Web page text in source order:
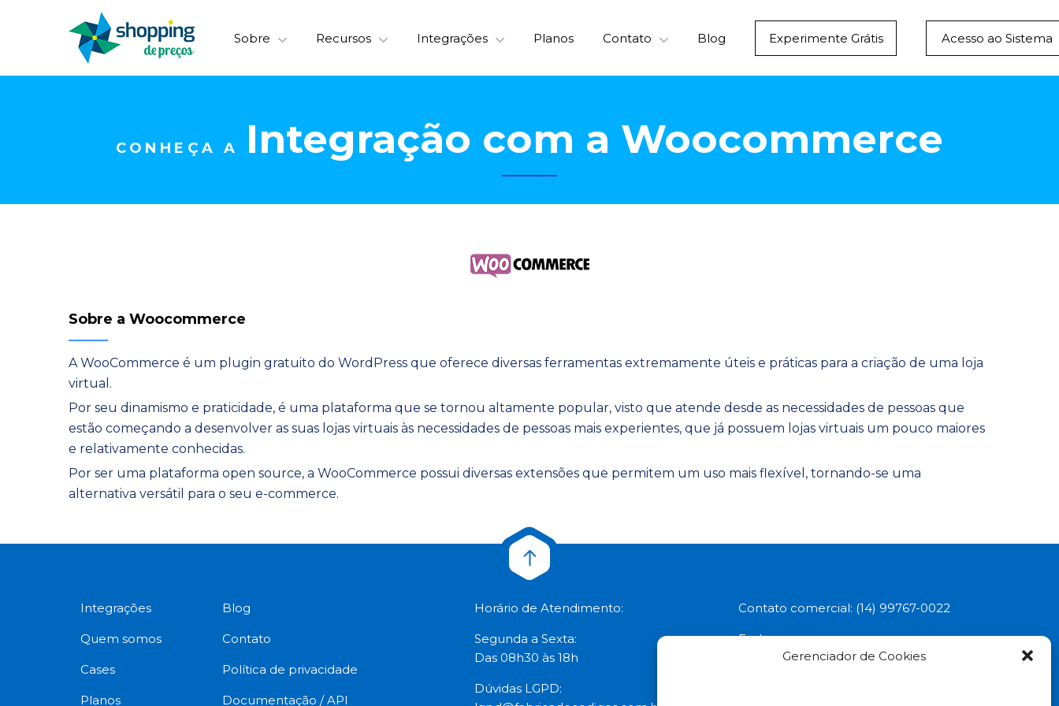
Gerenciador de Cookies
Sobre Recursos Integrações Planos Contato Blog Experimente Grátis Acesso ao Sistema
CONHEÇA A Integração com a Woocommerce
Sobre a Woocommerce
A WooCommerce é um plugin gratuito do WordPress que oferece diversas ferramentas extremamente úteis e práticas para a criação de uma loja
virtual.
Por seu dinamismo e praticidade, é uma plataforma que se tornou altamente popular, visto que atende desde as necessidades de pessoas que
estão começando a desenvolver as suas lojas virtuais às necessidades de pessoas mais experientes, que já possuem lojas virtuais um pouco maiores
e relativamente conhecidas.
Por ser uma plataforma open source, a WooCommerce possui diversas extensões que permitem um uso mais flexível, tornando-se uma
alternativa versátil para o seu e-commerce.
Integrações
Quem somos
Cases
Planos
Blog
Contato
Política de privacidade
Documentação / API
Horário de Atendimento:
Segunda a Sexta:
Das 08h30 às 18h
Dúvidas LGPD:
Contato comercial: (14) 99767-0022
Endereço:
Av. Santo Antônio, 3636 - Santa Tereza,